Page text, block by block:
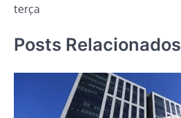
terça
Posts Relacionados